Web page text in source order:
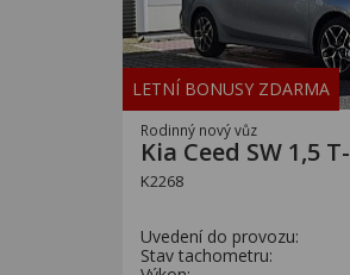
LETNÍ BONUSY ZDARMA
Rodinný nový vůz
Kia Ceed SW 1,5
K2268
Uvedení do provozu:
Stav tachometru: